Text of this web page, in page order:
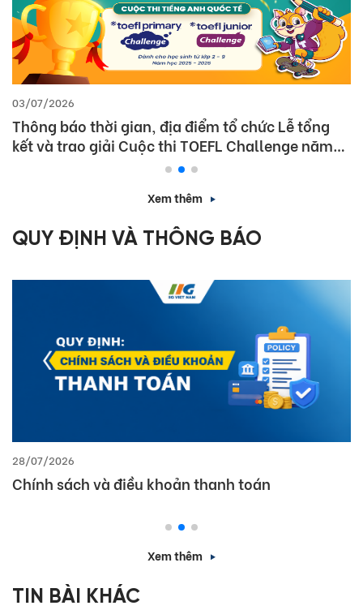
03/07/2026
Thông báo thời gian, địa điểm tổ chức Lễ tổng
kết và trao giải Cuộc thi TOEFL Challenge năm
Xem thêm
QUY ĐỊNH VÀ THÔNG BÁO
28/07/2026
Chính sách và điều khoản thanh toán
Xem thêm
TIN BÀI KHÁC